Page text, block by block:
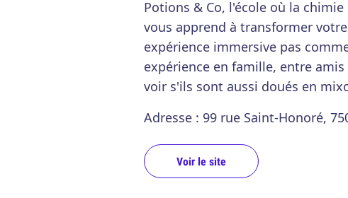
Potions & Co, l'école où la
vous apprend à transformer
expérience immersive pas
expérience en famille, entre
voir s'ils sont aussi doués en
Adresse : 99 rue Saint-Honoré,
Voir le site